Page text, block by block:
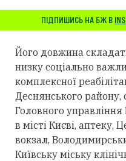
ПІДПИШИСЬ НА БЖ В
Його довжина
низку соціально
комплексної
Деснянського
Головного
в місті Києві, аптеку,
вокзал,
Київську міську